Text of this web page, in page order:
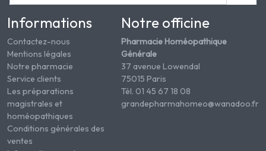
Informations
Contactez-nous
Mentions légales
Notre pharmacie
Service clients
Les préparations
magistrales et
homéopathiques
Conditions générales des
ventes
Notre officine
Pharmacie Homéopathique
Générale
37 avenue Lowendal
75015 Paris
Tél. 01 45 67 18 08
grandepharmahomeo@wanadoo.fr